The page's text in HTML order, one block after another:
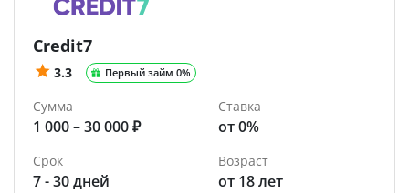
Credit7
3.3 Первый займ 0%
Сумма
1 000 – 30 000 ₽
Ставка
от 0%
Срок
7 - 30 дней
Возраст
от 18 лет